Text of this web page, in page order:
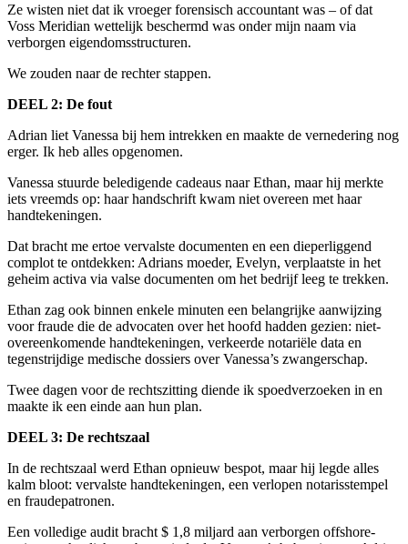
Ze wisten niet dat ik vroeger forensisch accountant was – of dat
Voss Meridian wettelijk beschermd was onder mijn naam via
verborgen eigendomsstructuren.
We zouden naar de rechter stappen.
DEEL 2: De fout
Adrian liet Vanessa bij hem intrekken en maakte de vernedering nog
erger. Ik heb alles opgenomen.
Vanessa stuurde beledigende cadeaus naar Ethan, maar hij merkte
iets vreemds op: haar handschrift kwam niet overeen met haar
handtekeningen.
Dat bracht me ertoe vervalste documenten en een dieperliggend
complot te ontdekken: Adrians moeder, Evelyn, verplaatste in het
geheim activa via valse documenten om het bedrijf leeg te trekken.
Ethan zag ook binnen enkele minuten een belangrijke aanwijzing
voor fraude die de advocaten over het hoofd hadden gezien: niet-
overeenkomende handtekeningen, verkeerde notariële data en
tegenstrijdige medische dossiers over Vanessa’s zwangerschap.
Twee dagen voor de rechtszitting diende ik spoedverzoeken in en
maakte ik een einde aan hun plan.
DEEL 3: De rechtszaal
In de rechtszaal werd Ethan opnieuw bespot, maar hij legde alles
kalm bloot: vervalste handtekeningen, een verlopen notarisstempel
en fraudepatronen.
Een volledige audit bracht $ 1,8 miljard aan verborgen offshore-